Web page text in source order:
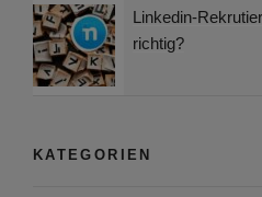
Linkedin-
richtig?
KATEGORIEN